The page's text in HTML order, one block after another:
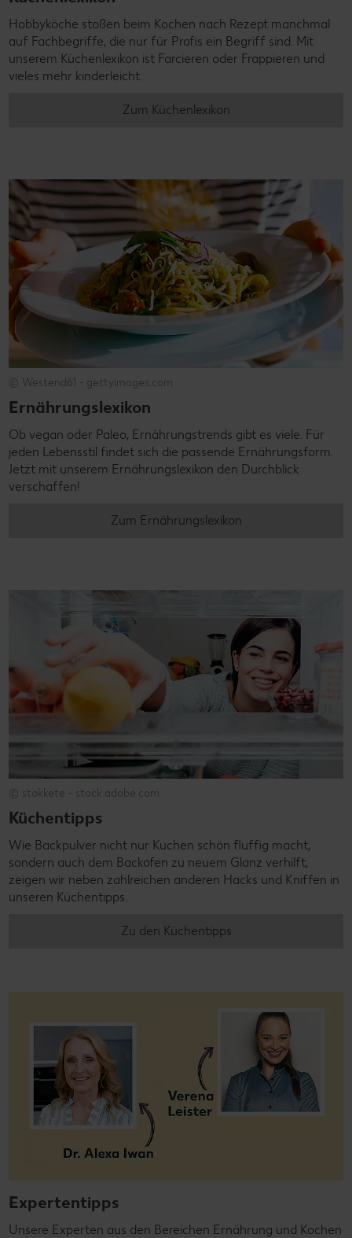
Hobbyköche stoßen beim Kochen nach Rezept manchmal
auf Fachbegriffe, die nur für Profis ein Begriff sind. Mit
unserem Küchenlexikon ist Farcieren oder Frappieren und
vieles mehr kinderleicht.
Zum Küchenlexikon
© Westend61 - gettyimages.com
Ernährungslexikon
Ob vegan oder Paleo, Ernährungstrends gibt es viele. Für
jeden Lebensstil findet sich die passende Ernährungsform.
Jetzt mit unserem Ernährungslexikon den Durchblick
verschaffen!
Zum Ernährungslexikon
© stokkete - stock.adobe.com
Küchentipps
Wie Backpulver nicht nur Kuchen schön fluffig macht,
sondern auch dem Backofen zu neuem Glanz verhilft,
zeigen wir neben zahlreichen anderen Hacks und Kniffen in
unseren Küchentipps.
Zu den Küchentipps
Expertentipps
Unsere Experten aus den Bereichen Ernährung und Kochen